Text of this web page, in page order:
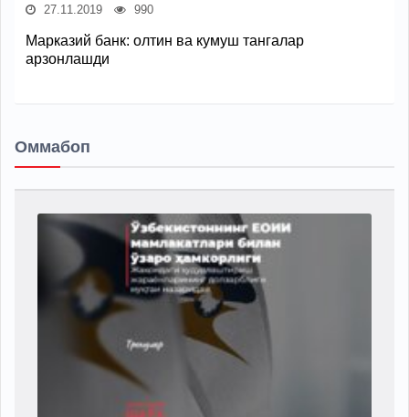
27.11.2019 990
Марказий банк: олтин ва кумуш тангалар
арзонлашди
Оммабоп